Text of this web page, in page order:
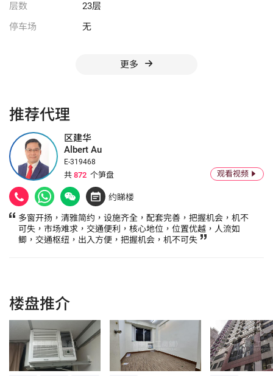
推荐代理
区建华
Albert Au
E-319468
共 872 个笋盘 观看视频
约睇楼
多窗开扬，清雅简约，设施齐全，配套完善，把握机会，机不
可失，市场难求，交通便利，核心地位，位置优越，人流如
鲫，交通枢纽，出入方便，把握机会，机不可失
层数
23层
停车场
无
更多
楼盘推介